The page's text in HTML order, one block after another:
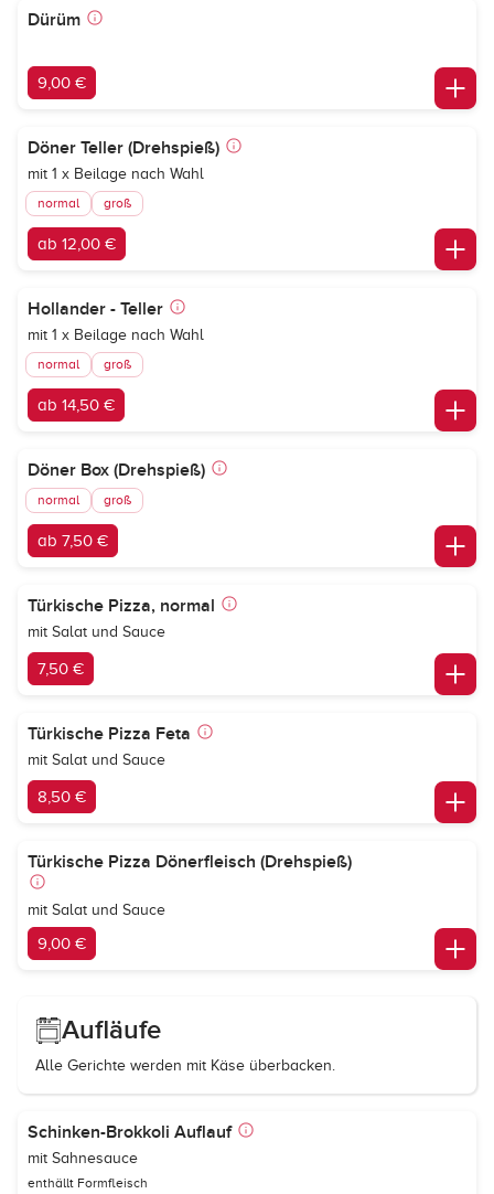
Dürüm
9,00 €
Döner Teller (Drehspieß)
mit 1 x Beilage nach Wahl
normal groß
ab 12,00 €
Hollander - Teller
mit 1 x Beilage nach Wahl
normal groß
ab 14,50 €
Döner Box (Drehspieß)
normal groß
ab 7,50 €
Türkische Pizza, normal
mit Salat und Sauce
7,50 €
Türkische Pizza Feta
mit Salat und Sauce
8,50 €
Türkische Pizza Dönerfleisch (Drehspieß)
mit Salat und Sauce
9,00 €
Aufläufe
Alle Gerichte werden mit Käse überbacken.
Schinken-Brokkoli Auflauf
mit Sahnesauce
enthällt Formfleisch